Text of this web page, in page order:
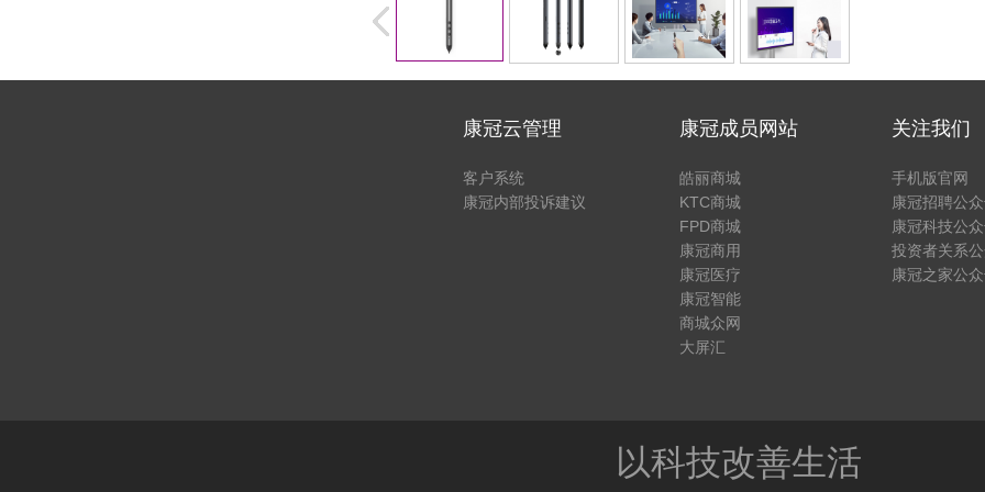
康冠云管理
客户系统
康冠内部投诉建议
康冠成员网站
皓丽商城
KTC商城
FPD商城
康冠商用
康冠医疗
康冠智能
商城众网
大屏汇
关注我们
手机版官网
康冠招聘公
康冠科技公
投资者关系
康冠之家公
以科技改善生活